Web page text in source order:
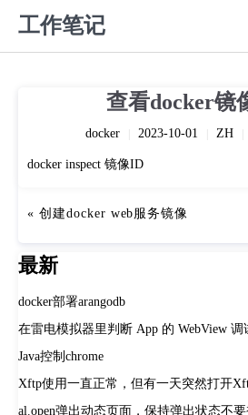
工作笔记
查看docker镜
docker 2023-10-01 ZH
docker inspect 镜像ID
创建docker web服务镜像
最新
docker部署arangodb
在雷电模拟器里判断 App 的 WebView 调
Java控制chrome
al.open弹出动态页面，保持弹出状态不